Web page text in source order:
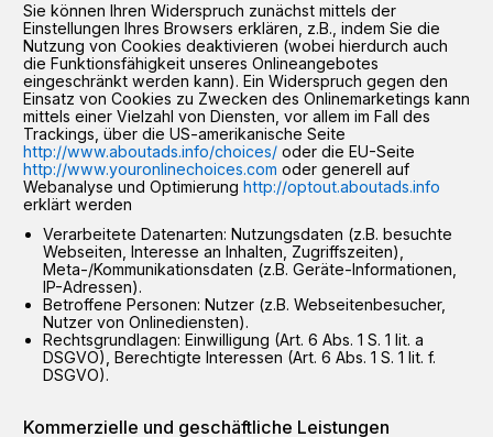
Sie können Ihren Widerspruch zunächst mittels der
Einstellungen Ihres Browsers erklären, z.B., indem Sie die
Nutzung von Cookies deaktivieren (wobei hierdurch auch
die Funktionsfähigkeit unseres Onlineangebotes
eingeschränkt werden kann). Ein Widerspruch gegen den
Einsatz von Cookies zu Zwecken des Onlinemarketings kann
mittels einer Vielzahl von Diensten, vor allem im Fall des
Trackings, über die US-amerikanische Seite
http://www.aboutads.info/choices/ oder die EU-Seite
http://www.youronlinechoices.com oder generell auf
Webanalyse und Optimierung http://optout.aboutads.info
erklärt werden
Verarbeitete Datenarten: Nutzungsdaten (z.B. besuchte
Webseiten, Interesse an Inhalten, Zugriffszeiten),
Meta-/Kommunikationsdaten (z.B. Geräte-Informationen,
IP-Adressen).
Betroffene Personen: Nutzer (z.B. Webseitenbesucher,
Nutzer von Onlinediensten).
Rechtsgrundlagen: Einwilligung (Art. 6 Abs. 1 S. 1 lit. a
DSGVO), Berechtigte Interessen (Art. 6 Abs. 1 S. 1 lit. f.
DSGVO).
Kommerzielle und geschäftliche Leistungen